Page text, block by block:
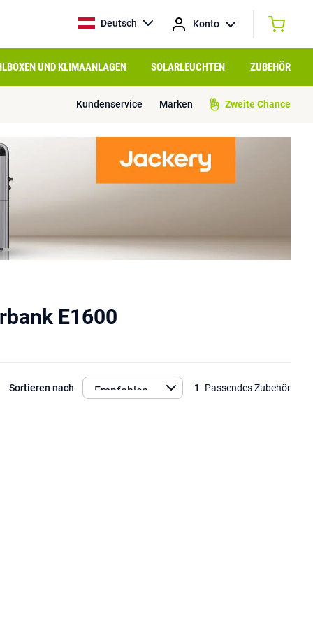
Deutsch Konto
UND KLIMAANLAGEN SOLARLEUCHTEN ZUBEHÖR
Kundenservice Marken Zweite Chance
E1600
Sortieren nach 1 Passendes Zubehör